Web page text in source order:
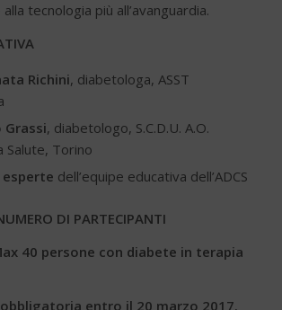
tecnologia più all’avanguardia.
Richini, diabetologa, ASST
Grassi, diabetologo, S.C.D.U. A.O.
Salute, Torino
dell’equipe educativa dell’ADCS
DI PARTECIPANTI
40 persone con diabete in terapia
obbligatoria entro il 20 marzo 2017.